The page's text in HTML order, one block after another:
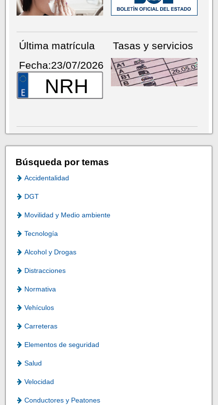
Última matrícula
Fecha:23/07/2026
NRH
Tasas y servicios
Búsqueda por temas
Accidentalidad
DGT
Movilidad y Medio ambiente
Tecnología
Alcohol y Drogas
Distracciones
Normativa
Vehículos
Carreteras
Elementos de seguridad
Salud
Velocidad
Conductores y Peatones